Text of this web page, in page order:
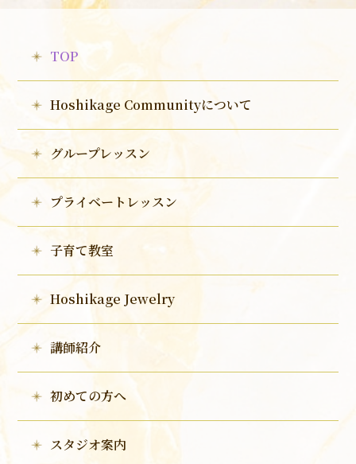
TOP
Hoshikage Communityについて
グループレッスン
プライベートレッスン
子育て教室
Hoshikage Jewelry
講師紹介
初めての方へ
スタジオ案内